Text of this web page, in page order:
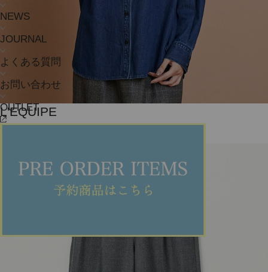
NEWS
JOURNAL
よくある質問
お問い合わせ
OUTLET
L'EQUIPE
シャツ(しゃつ) /